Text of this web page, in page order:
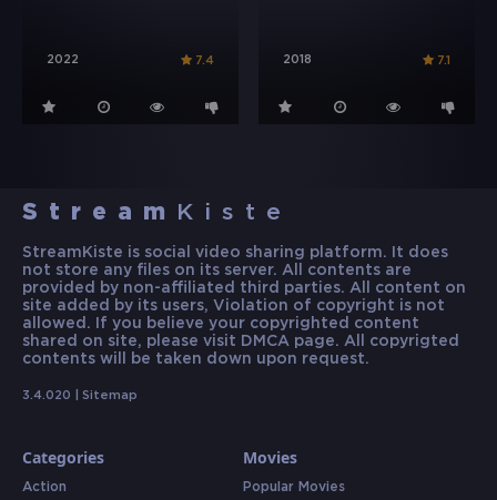
2022 7.4 2018 7.1
Stream Kiste
StreamKiste is social video sharing platform. It does
not store any files on its server. All contents are
provided by non-affiliated third parties. All content on
site added by its users, Violation of copyright is not
allowed. If you believe your copyrighted content
shared on site, please visit DMCA page. All copyrigted
contents will be taken down upon request.
3.4.020 | Sitemap
Categories
Action
Movies
Popular Movies